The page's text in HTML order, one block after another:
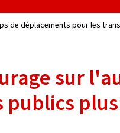
de déplacements pour les
sur